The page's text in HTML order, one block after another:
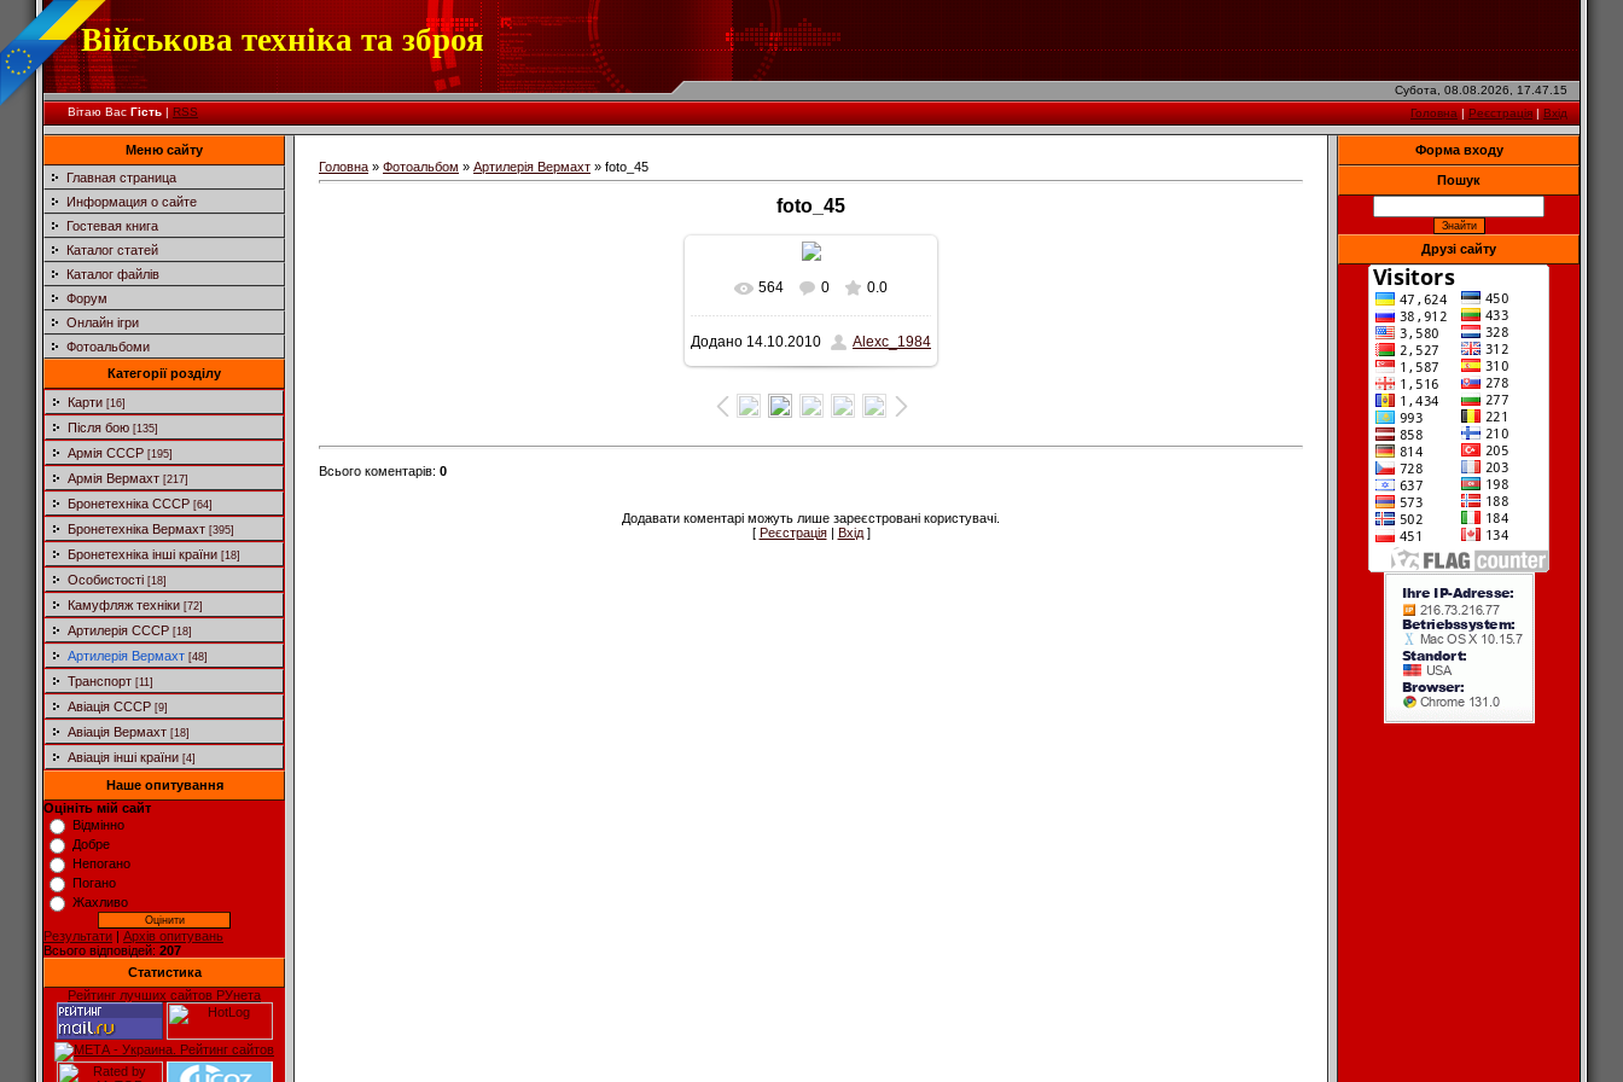
Військова техніка та зброя
Субота, 08.08.2026, 17.47.15
Вітаю Вас Гість|RSS Головна|Реєстрація|Вхід
Меню сайту
Главная страница
Информация о сайте
Гостевая книга
Каталог статей
Каталог файлів
Форум
Онлайн ігри
Фотоальбоми
Категорії розділу
Карти [16]
Після бою [135]
Армія СССР [195]
Армія Вермахт [217]
Бронетехніка СССР [64]
Бронетехніка Вермахт [395]
Бронетехніка інші країни [18]
Особистості [18]
Камуфляж техніки [72]
Артилерія СССР [18]
Артилерія Вермахт [48]
Транспорт [11]
Авіація СССР [9]
Авіація Вермахт [18]
Авіація інші країни [4]
Наше опитування
Оцініть мій сайт
Відмінно
Добре
Непогано
Погано
Жахливо
Результати | Архів опитувань
Всього відповідей: 207
Статистика
Рейтинг лучших сайтов РУнета
Головна » Фотоальбом » Артилерія Вермахт » foto_45
foto_45
У реальному розмірі
600x458/ 92.3Kb
564 0 0.0
Додано 14.10.2010 Alexc_1984
Всього коментарів: 0
Додавати коментарі можуть лише зареєстровані користувачі.
[ Реєстрація| Вхід]
Форма входу
Пошук
Друзі сайту